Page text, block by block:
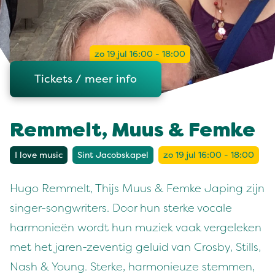
zo 19 jul 16:00 - 18:00
Tickets / meer info
Remmelt, Muus & Femke
I love music Sint Jacobskapel zo 19 jul 16:00 - 18:00
Hugo Remmelt, Thijs Muus & Femke Japing zijn
singer-songwriters. Door hun sterke vocale
harmonieën wordt hun muziek vaak vergeleken
met het jaren-zeventig geluid van Crosby, Stills,
Nash & Young. Sterke, harmonieuze stemmen,